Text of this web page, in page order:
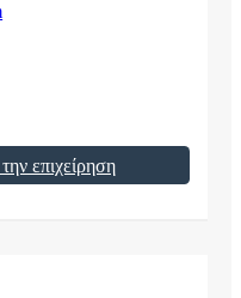
επιχείρηση